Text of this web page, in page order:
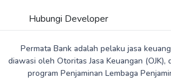
Hubungi Developer
Permata Bank adalah pelaku jasa
diawasi oleh Otoritas Jasa Keuangan (OJK),
program Penjaminan Lembaga